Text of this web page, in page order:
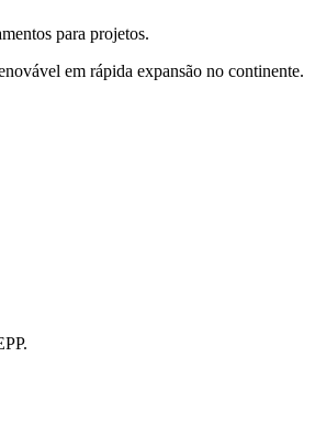
para projetos.
em rápida expansão no continente.